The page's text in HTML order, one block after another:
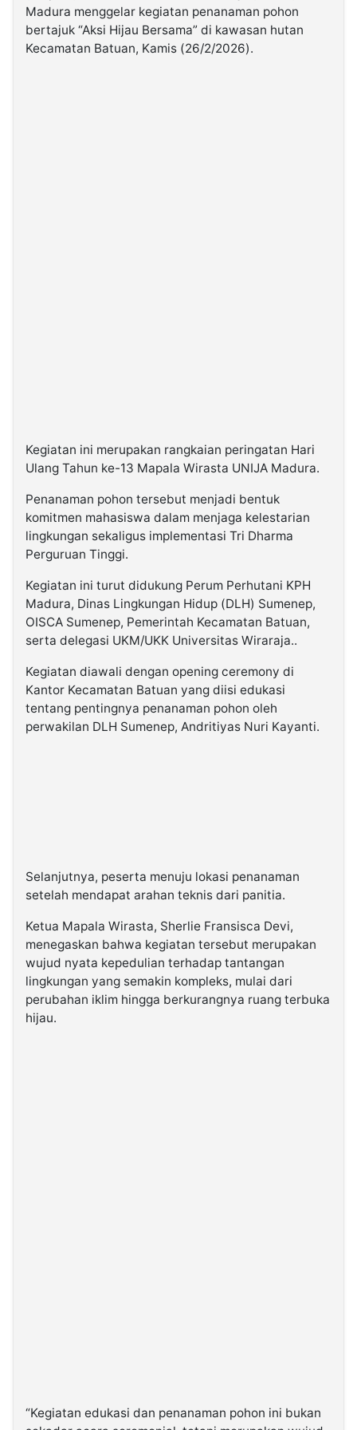
Kabarbaru.co
Madura menggelar kegiatan penanaman pohon
bertajuk “Aksi Hijau Bersama” di kawasan hutan
Kecamatan Batuan, Kamis (26/2/2026).
Kegiatan ini merupakan rangkaian peringatan Hari
Ulang Tahun ke-13 Mapala Wirasta UNIJA Madura.
Penanaman pohon tersebut menjadi bentuk
komitmen mahasiswa dalam menjaga kelestarian
lingkungan sekaligus implementasi Tri Dharma
Perguruan Tinggi.
Kegiatan ini turut didukung Perum Perhutani KPH
Madura, Dinas Lingkungan Hidup (DLH) Sumenep,
OISCA Sumenep, Pemerintah Kecamatan Batuan,
serta delegasi UKM/UKK Universitas Wiraraja..
Kegiatan diawali dengan opening ceremony di
Kantor Kecamatan Batuan yang diisi edukasi
tentang pentingnya penanaman pohon oleh
perwakilan DLH Sumenep, Andritiyas Nuri Kayanti.
Selanjutnya, peserta menuju lokasi penanaman
setelah mendapat arahan teknis dari panitia.
Ketua Mapala Wirasta, Sherlie Fransisca Devi,
menegaskan bahwa kegiatan tersebut merupakan
wujud nyata kepedulian terhadap tantangan
lingkungan yang semakin kompleks, mulai dari
perubahan iklim hingga berkurangnya ruang terbuka
hijau.
“Kegiatan edukasi dan penanaman pohon ini bukan